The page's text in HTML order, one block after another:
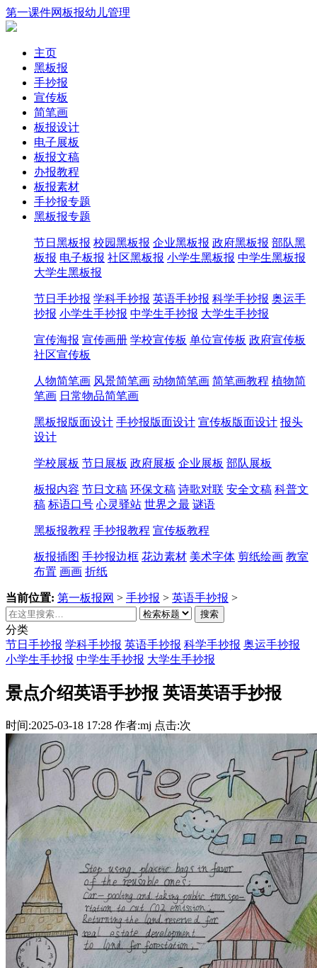
第一课件网板报幼儿管理
主页
黑板报
手抄报
宣传板
简笔画
板报设计
电子展板
板报文稿
办报教程
板报素材
手抄报专题
黑板报专题
节日黑板报 校园黑板报 企业黑板报 政府黑板报 部队黑
板报 电子板报 社区黑板报 小学生黑板报 中学生黑板报
大学生黑板报
节日手抄报 学科手抄报 英语手抄报 科学手抄报 奥运手
抄报 小学生手抄报 中学生手抄报 大学生手抄报
宣传海报 宣传画册 学校宣传板 单位宣传板 政府宣传板
社区宣传板
人物简笔画 风景简笔画 动物简笔画 简笔画教程 植物简
笔画 日常物品简笔画
黑板报版面设计 手抄报版面设计 宣传板版面设计 报头
设计
学校展板 节日展板 政府展板 企业展板 部队展板
板报内容 节日文稿 环保文稿 诗歌对联 安全文稿 科普文
稿 标语口号 心灵驿站 世界之最 谜语
黑板报教程 手抄报教程 宣传板教程
板报插图 手抄报边框 花边素材 美术字体 剪纸绘画 教室
布置 画画 折纸
当前位置: 第一板报网 > 手抄报 > 英语手抄报 >
搜索
分类
节日手抄报 学科手抄报 英语手抄报 科学手抄报 奥运手抄报
小学生手抄报 中学生手抄报 大学生手抄报
景点介绍英语手抄报 英语英语手抄报
时间:2025-03-18 17:28 作者:mj 点击:次